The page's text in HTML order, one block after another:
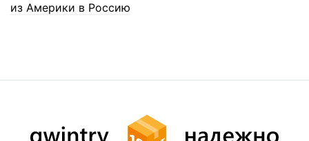
из Америки в Россию